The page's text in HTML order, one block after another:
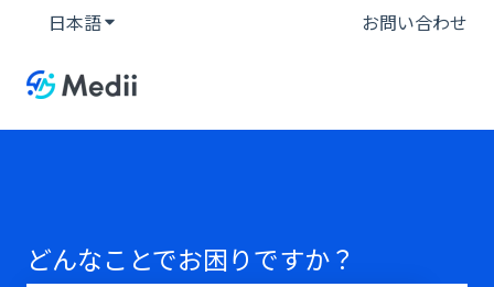
日本語翻訳のサブメニューを表示 お問い合わせ
どんなことでお困りですか？